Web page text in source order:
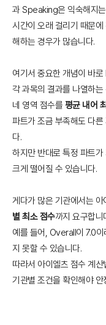
과 Speaking은 익숙해지는
시간이 오래 걸리기 때문
해하는 경우가 많습니다.
여기서 중요한 개념이 바
각 과목의 결과를 나열하는
네 영역 점수를 평균 내어
파트가 조금 부족해도 다
다.
하지만 반대로 특정 파트
크게 떨어질 수 있습니다.
게다가 많은 기관에서는
별 최소 점수까지 요구합니
예를 들어, Overall이 7.0
지 못할 수 있습니다.
따라서 아이엘츠 점수 계
기관별 조건을 확인해야